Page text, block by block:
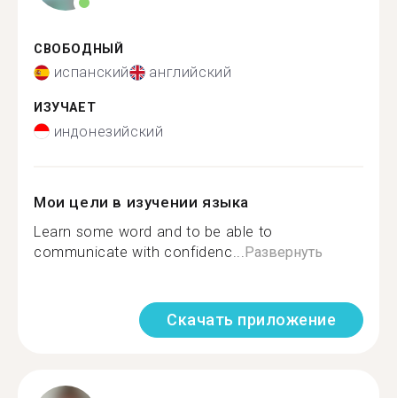
СВОБОДНЫЙ
испанский английский
ИЗУЧАЕТ
индонезийский
Мои цели в изучении языка
Learn some word and to be able to
communicate with confidenc... Развернуть
Скачать приложение